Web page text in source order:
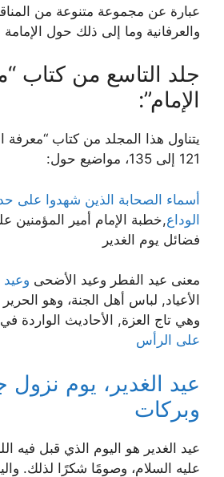
عبارة عن مجموعة متنوعة من
والعرفانية وما إلى ذلك حول الإمامة
جلد التاسع من كتاب
الإمام”:
يتناول هذا المجلد من كتاب “معرفة
121 إلى 135، مواضيع حول:
أسماء الصحابة الذين شهدوا على
الوداع,خطبة الإمام أمير المؤمنين
فضائل يوم الغدير
معنى عيد الفطر وعيد الأضحى وعيد
الأعياد, لباس أهل الجنة، وهو
وهي تاج العزة, الأحاديث الواردة
على الرأس
عيد الغدير، يوم
وبركات
عيد الغدير هو اليوم الذي قبل فيه
عليه السلام، وصومًا شكرًا لذلك.